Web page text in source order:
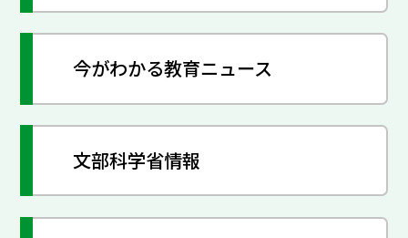
今がわかる教育ニュース
文部科学省情報